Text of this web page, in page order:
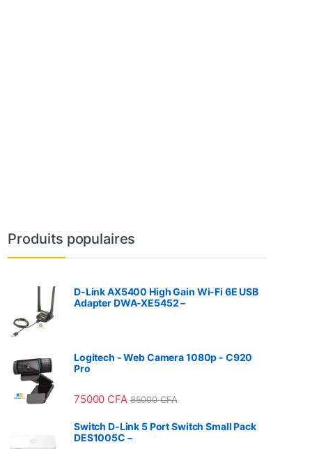
Produits populaires
D-Link AX5400 High Gain Wi-Fi 6E USB
Adapter DWA-XE5452 –
Logitech - Web Camera 1080p - C920
Pro
75000 CFA 85000CFA
Switch D-Link 5 Port Switch Small Pack
DES1005C –